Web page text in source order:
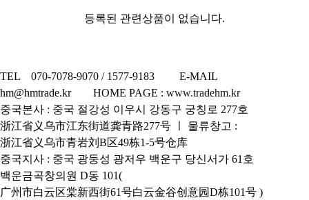
등록된 관련상품이 없습니다.
TEL 070-7078-9070 / 1577-9183 E-MAIL
hm@hmtrade.kr HOME PAGE : www.tradehm.kr
중국본사 : 중국 절강성 이우시 강동구 궁칭로 277호
浙江省义乌市江东街道龚青路277号 ㅣ 물류창고 :
浙江省义乌市青岩刘B区49栋1-5号仓库
중국지사 : 중국 광둥성 광저우 백운구 당신서가 61호
백운금곡창의원 D동 101(
广州市白云区棠新西街61号白云金谷创意园D栋101号 )